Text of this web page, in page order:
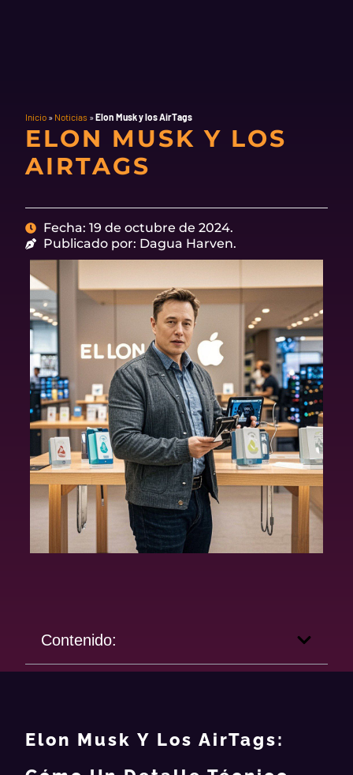
Inicio » Noticias »Elon Musk y los AirTags
ELON MUSK Y LOS
AIRTAGS
Fecha: 19 de octubre de 2024.
Publicado por: Dagua Harven.
Elon Musk Y Los AirTags:
Contenido: